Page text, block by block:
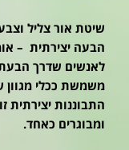
שיטת אור צליל
הבעה יצירתית –
לאנשים שדרך
משמשת ככלי
התבוננות יצירתית
ומבוגרים כאחד.